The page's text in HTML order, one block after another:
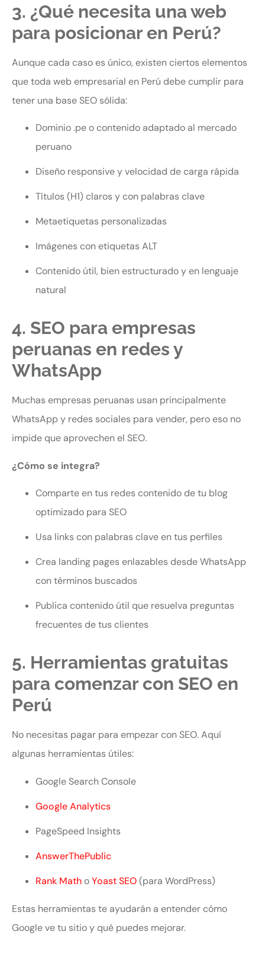
3. ¿Qué necesita una web
para posicionar en Perú?
Aunque cada caso es único, existen ciertos elementos
que toda web empresarial en Perú debe cumplir para
tener una base SEO sólida:
Dominio .pe o contenido adaptado al mercado
peruano
Diseño responsive y velocidad de carga rápida
Títulos (H1) claros y con palabras clave
Metaetiquetas personalizadas
Imágenes con etiquetas ALT
Contenido útil, bien estructurado y en lenguaje
natural
4. SEO para empresas
peruanas en redes y
WhatsApp
Muchas empresas peruanas usan principalmente
WhatsApp y redes sociales para vender, pero eso no
impide que aprovechen el SEO.
¿Cómo se integra?
Comparte en tus redes contenido de tu blog
optimizado para SEO
Usa links con palabras clave en tus perfiles
Crea landing pages enlazables desde WhatsApp
con términos buscados
Publica contenido útil que resuelva preguntas
frecuentes de tus clientes
5. Herramientas gratuitas
para comenzar con SEO en
Perú
No necesitas pagar para empezar con SEO. Aquí
algunas herramientas útiles:
Google Search Console
Google Analytics
PageSpeed Insights
AnswerThePublic
Rank MathoYoast SEO(para WordPress)
Estas herramientas te ayudarán a entender cómo
Google ve tu sitio y qué puedes mejorar.